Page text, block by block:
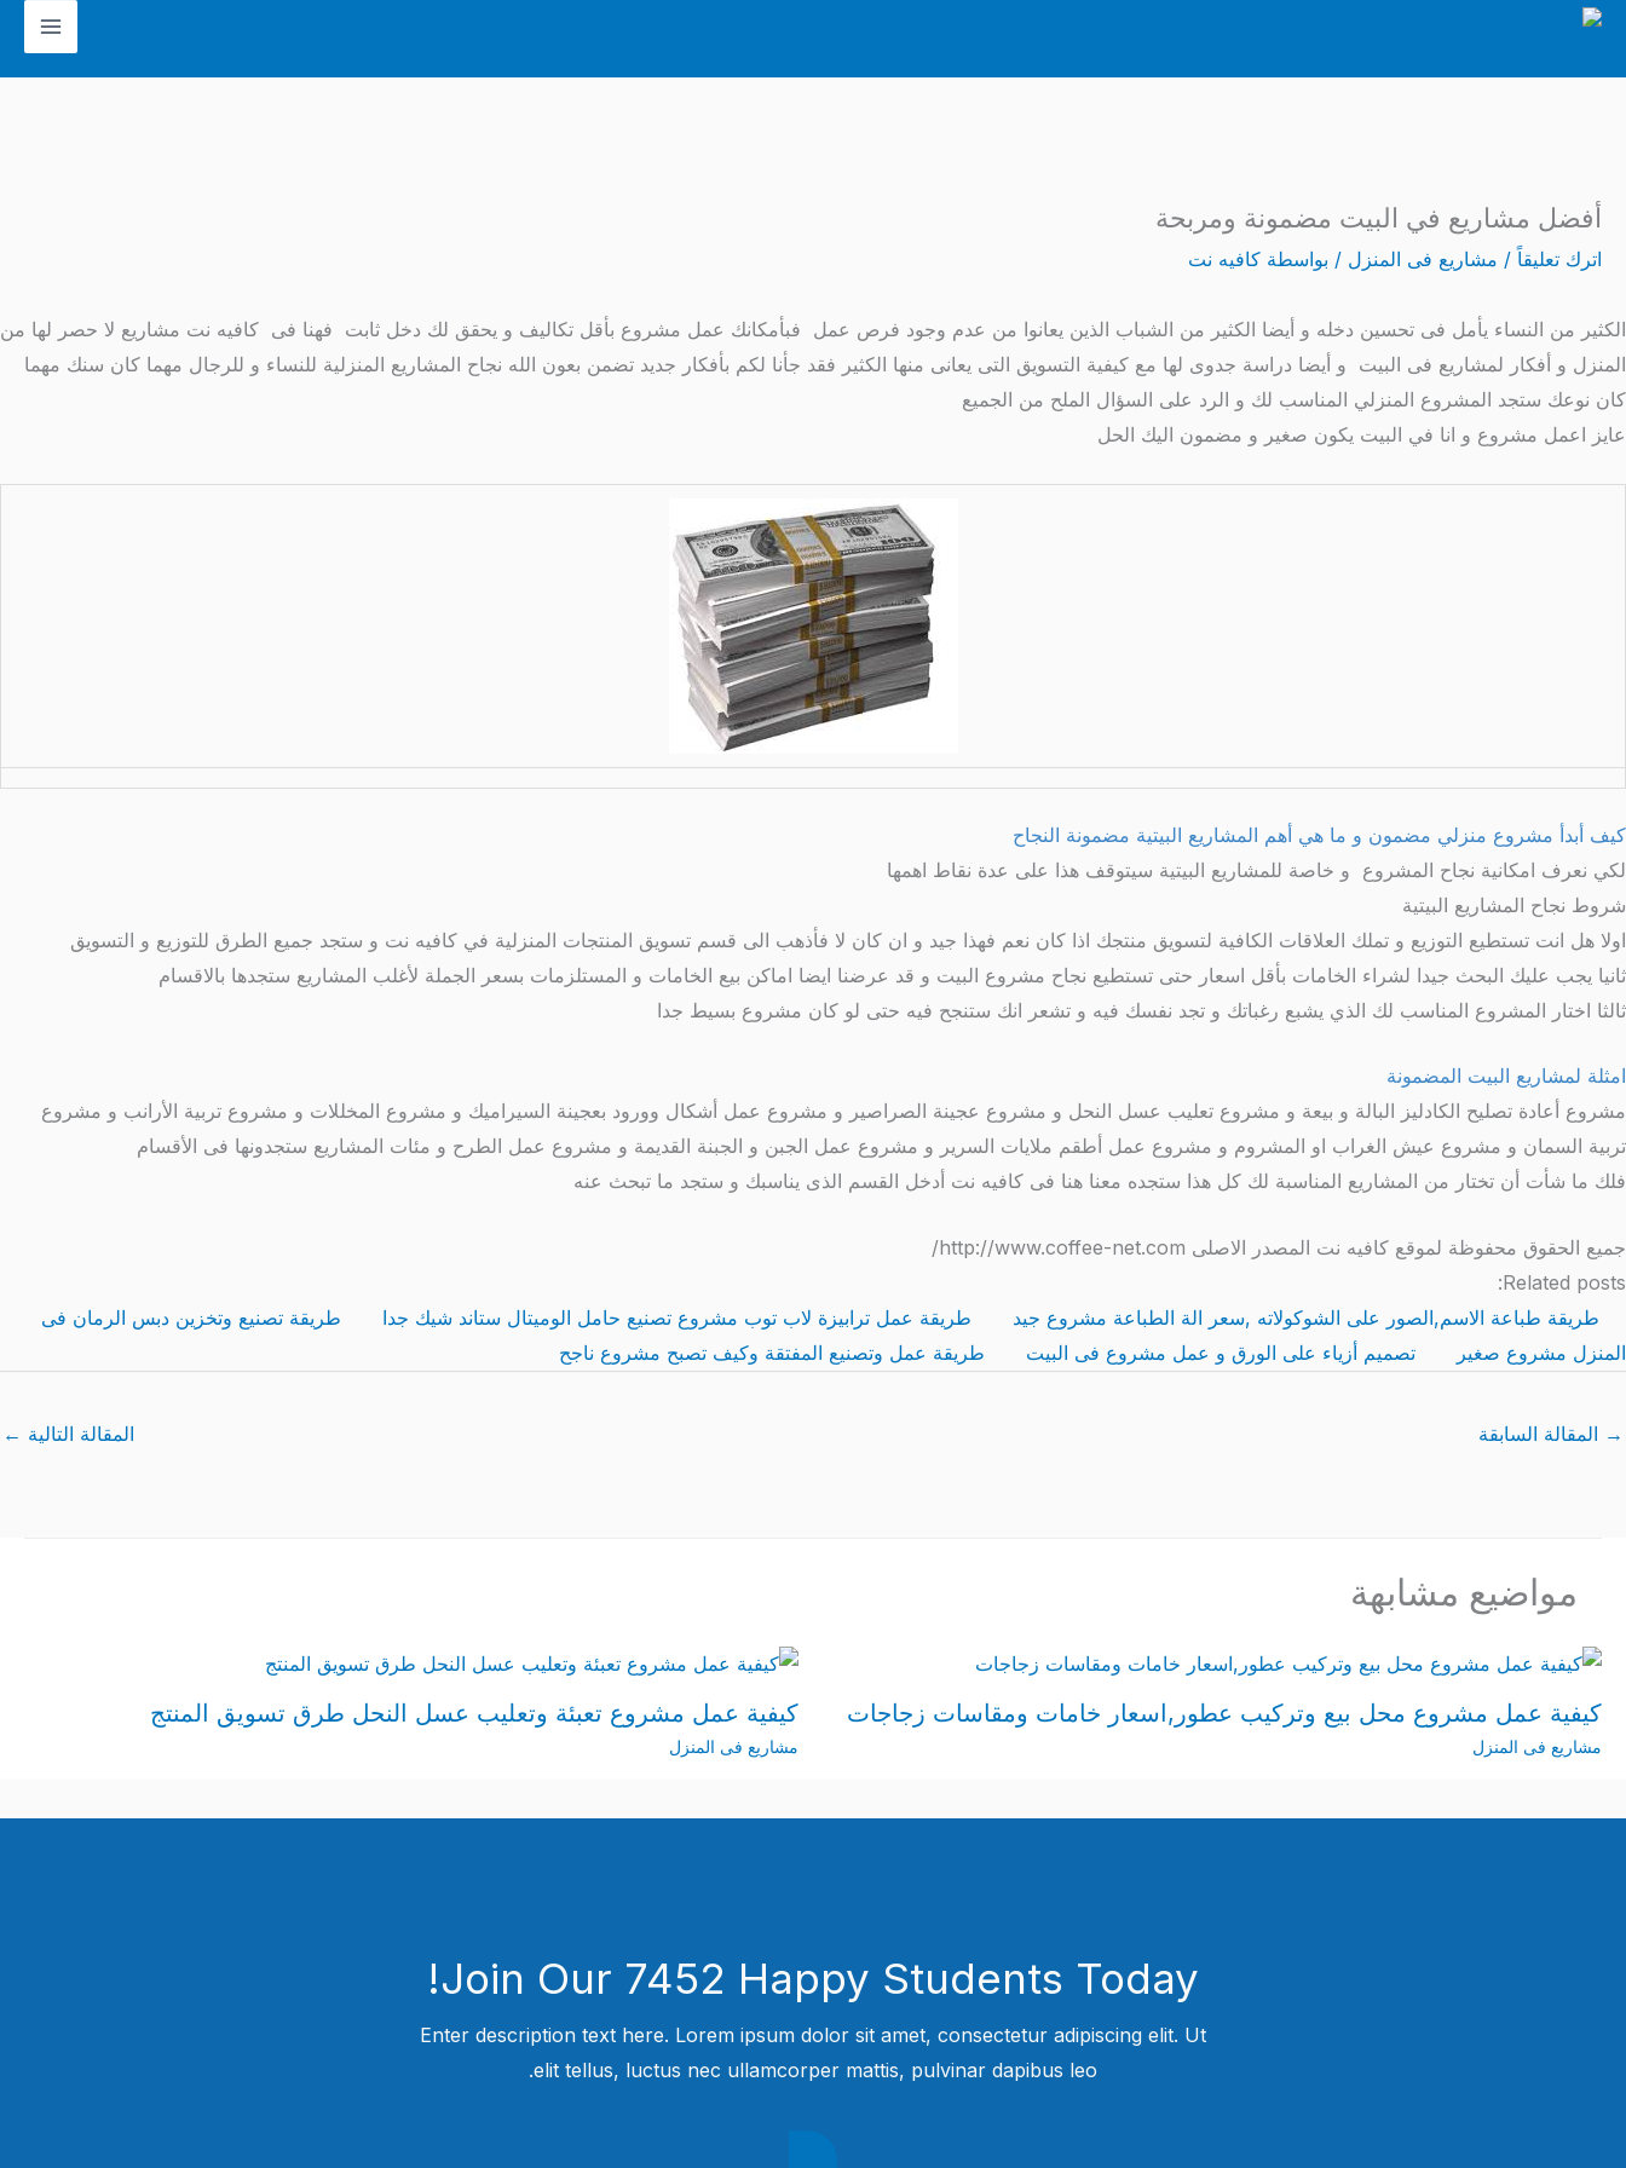
أفضل مشاريع في البيت مضمونة ومربحة
اترك تعليقاً / مشاريع فى المنزل / بواسطة كافيه نت
الكثير من النساء يأمل فى تحسين دخله و أيضا الكثير من الشباب الذين يعانوا من عدم وجود فرص عمل فبأمكانك عمل مشروع بأقل تكاليف و يحقق لك دخل ثابت فهنا فى كافيه نت مشاريع لا حصر لها من
المنزل و أفكار لمشاريع فى البيت و أيضا دراسة جدوى لها مع كيفية التسويق التى يعانى منها الكثير فقد جأنا لكم بأفكار جديد تضمن بعون الله نجاح المشاريع المنزلية للنساء و للرجال مهما كان سنك مهما
كان نوعك ستجد المشروع المنزلي المناسب لك و الرد على السؤال الملح من الجميع
عايز اعمل مشروع و انا في البيت يكون صغير و مضمون اليك الحل
كيف أبدأ مشروع منزلي مضمون و ما هي أهم المشاريع البيتية مضمونة النجاح
لكي نعرف امكانية نجاح المشروع و خاصة للمشاريع البيتية سيتوقف هذا على عدة نقاط اهمها
شروط نجاح المشاريع البيتية
اولا هل انت تستطيع التوزيع و تملك العلاقات الكافية لتسويق منتجك اذا كان نعم فهذا جيد و ان كان لا فأذهب الى قسم تسويق المنتجات المنزلية في كافيه نت و ستجد جميع الطرق للتوزيع و التسويق
ثانيا يجب عليك البحث جيدا لشراء الخامات بأقل اسعار حتى تستطيع نجاح مشروع البيت و قد عرضنا ايضا اماكن بيع الخامات و المستلزمات بسعر الجملة لأغلب المشاريع ستجدها بالاقسام
ثالثا اختار المشروع المناسب لك الذي يشبع رغباتك و تجد نفسك فيه و تشعر انك ستنجح فيه حتى لو كان مشروع بسيط جدا
امثلة لمشاريع البيت المضمونة
مشروع أعادة تصليح الكادليز البالة و بيعة و مشروع تعليب عسل النحل و مشروع عجينة الصراصير و مشروع عمل أشكال وورود بعجينة السيراميك و مشروع المخللات و مشروع تربية الأرانب و مشروع
تربية السمان و مشروع عيش الغراب او المشروم و مشروع عمل أطقم ملايات السرير و مشروع عمل الجبن و الجبنة القديمة و مشروع عمل الطرح و مئات المشاريع ستجدونها فى الأقسام
فلك ما شأت أن تختار من المشاريع المناسبة لك كل هذا ستجده معنا هنا فى كافيه نت أدخل القسم الذى يناسبك و ستجد ما تبحث عنه
جميع الحقوق محفوظة لموقع كافيه نت المصدر الاصلى http://www.coffee-net.com/
Related posts:
طريقة طباعة الاسم,الصور على الشوكولاته ,سعر الة الطباعة مشروع جيد
طريقة عمل ترابيزة لاب توب مشروع تصنيع حامل الوميتال ستاند شيك جدا
طريقة تصنيع وتخزين دبس الرمان فى
المنزل مشروع صغير
تصميم أزياء على الورق و عمل مشروع فى البيت طريقة عمل وتصنيع المفتقة وكيف تصبح مشروع ناجح
→ المقالة السابقة المقالة التالية ←
مواضيع مشابهة
كيفية عمل مشروع محل بيع وتركيب عطور,اسعار خامات ومقاسات زجاجات
مشاريع فى المنزل
كيفية عمل مشروع تعبئة وتعليب عسل النحل طرق تسويق المنتج
مشاريع فى المنزل
Join Our 7452 Happy Students​ Today!
Enter description text here. Lorem ipsum dolor sit amet, consectetur adipiscing elit. Ut
elit tellus, luctus nec ullamcorper mattis, pulvinar dapibus leo.​